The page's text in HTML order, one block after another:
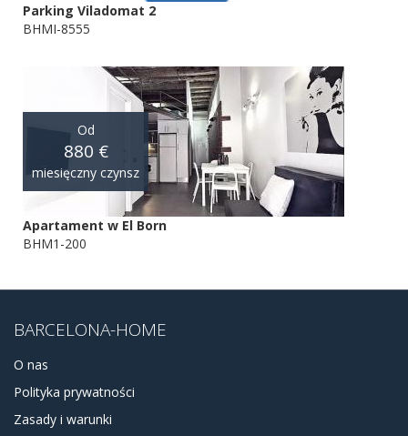
Parking Viladomat 2
BHMI-8555
Od
880 €
miesięczny czynsz
Apartament w El Born
BHM1-200
BARCELONA-HOME
O nas
Polityka prywatności
Zasady i warunki